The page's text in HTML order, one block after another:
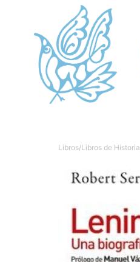
Libros/Libros de Historia